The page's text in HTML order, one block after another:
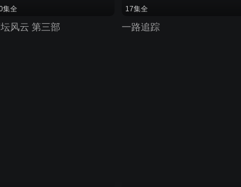
集全
风云 第三部
17集全
一路追踪